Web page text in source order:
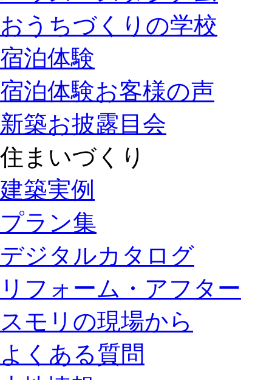
おうちづくりの学校
宿泊体験
宿泊体験お客様の声
新築お披露目会
住まいづくり
建築実例
プラン集
デジタルカタログ
リフォーム・アフター
スモリの現場から
よくある質問